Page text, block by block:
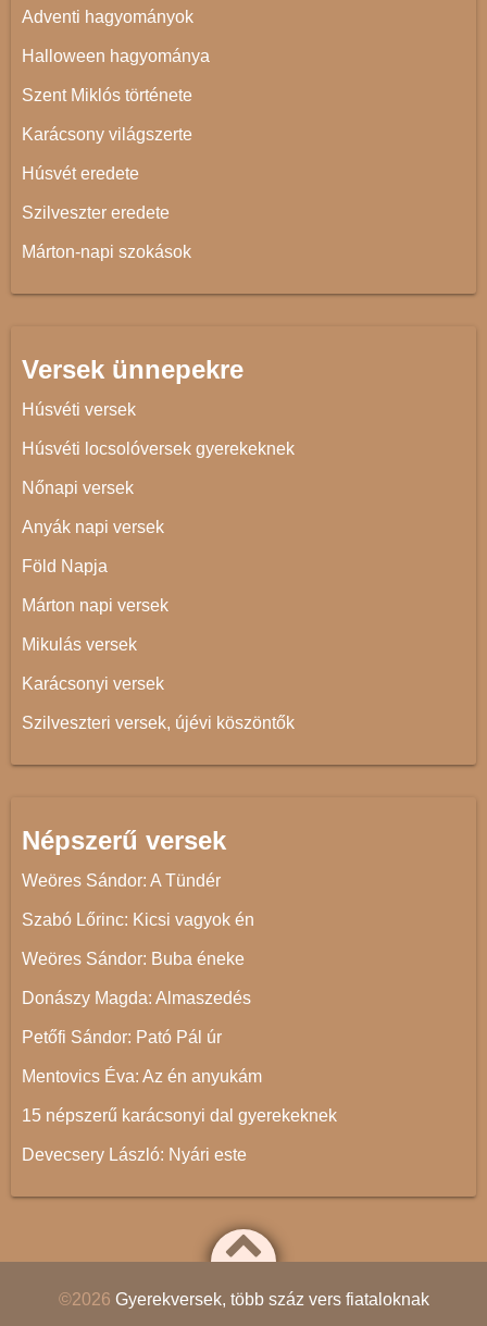
Adventi hagyományok
Halloween hagyománya
Szent Miklós története
Karácsony világszerte
Húsvét eredete
Szilveszter eredete
Márton-napi szokások
Versek ünnepekre
Húsvéti versek
Húsvéti locsolóversek gyerekeknek
Nőnapi versek
Anyák napi versek
Föld Napja
Márton napi versek
Mikulás versek
Karácsonyi versek
Szilveszteri versek, újévi köszöntők
Népszerű versek
Weöres Sándor: A Tündér
Szabó Lőrinc: Kicsi vagyok én
Weöres Sándor: Buba éneke
Donászy Magda: Almaszedés
Petőfi Sándor: Pató Pál úr
Mentovics Éva: Az én anyukám
15 népszerű karácsonyi dal gyerekeknek
Devecsery László: Nyári este
©2026 Gyerekversek, több száz vers fiataloknak